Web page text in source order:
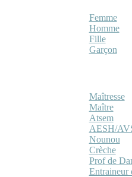
Femme
Homme
Fille
Garçon
Maîtresse
Maître
Atsem
AESH/
Nounou
Crèche
Prof de
Entraineur